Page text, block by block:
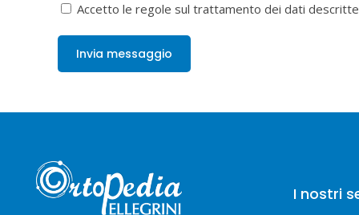
Accetto le regole sul trattamento dei dati
I nostri